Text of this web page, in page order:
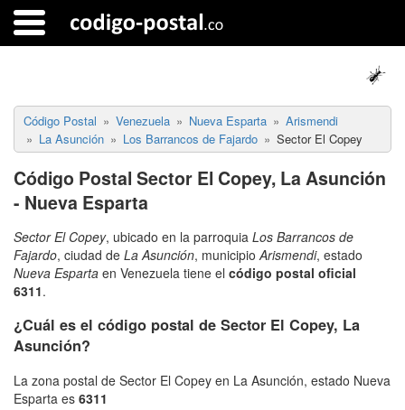
Código Postal Venezuela Nueva Esparta
Arismendi
La Asunción
Los Barrancos de Fajardo Sector El Copey
Código Postal Sector El Copey, La Asunción
- Nueva Esparta
Sector El Copey, ubicado en la parroquia Los Barrancos de
Fajardo, ciudad de La Asunción, municipio Arismendi, estado
Nueva Esparta en Venezuela tiene el código postal oficial
6311.
¿Cuál es el código postal de Sector El Copey, La
Asunción?
La zona postal de Sector El Copey en La Asunción, estado Nueva
Esparta es 6311